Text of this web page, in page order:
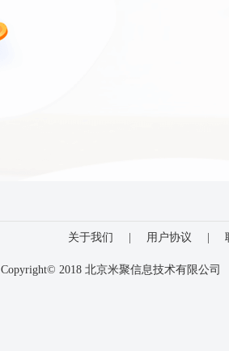
关于我们 用户协议
Copyright© 2018 北京米聚信息技术有限公司